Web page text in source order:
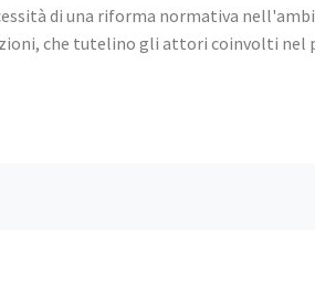
di una riforma normativa
che tutelino gli attori coinvolti nel